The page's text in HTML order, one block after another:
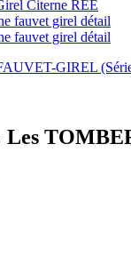
GIREL
Les